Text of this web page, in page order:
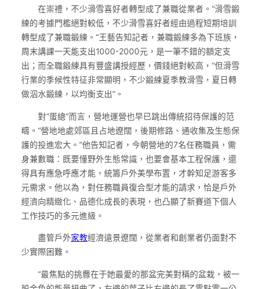
在崇禮，不少滑雪喜好者轉型成了兼職從業者。“滑雪鍛
練的考據門檻絕對較低，不少滑雪喜好者經由過程短期培訓
轉型成了兼職鍛練。”王藝告知記者，兼職鍛練多為下班族，
周末講課一天能支出1000-2000元，是一筆不錯的額定支
出；而全職鍛練具有豐盛講授經歷，價錢絕對較高，“但滑雪
行業的季候性特征非常顯明，不少鍛練夏季教滑雪，夏日轉
做泅水鍛練，以均衡支出”。
對“蛋總”而言，營地運營也早已跳出傳統招待保護的范
疇。“營地地處郊區且占地遼闊，後期修路、通收集及生態保
護的投進宏大。”他告知記者，今朝營地的7名任務職員，需
身兼數職：既要懂野外生態常識，也要會基本工程保護，還
得具有應急呼應才能，統籌戶外美學布置，才幹知足游客多
元需求。他以為，對任務職員復合型才能的請求，恰是戶外
經濟向精緻化、品德化成長的表現，也凸顯了新賽道下個人
工作技巧的多元進級。
盡管戶外家教經濟遠景遼闊，從業者和創業者仍面對不
少實際困難。
“最焦點的挑釁在于她最愛的那盆完美對稱的盆栽，被一